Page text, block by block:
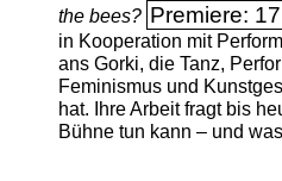
the bees? Premiere:
in Kooperation mit
ans Gorki, die Tanz,
Feminismus und
hat. Ihre Arbeit fragt bis
Bühne tun kann – und